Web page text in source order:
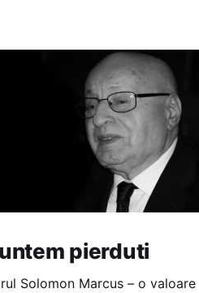
pierduti
Solomon Marcus – o valoare